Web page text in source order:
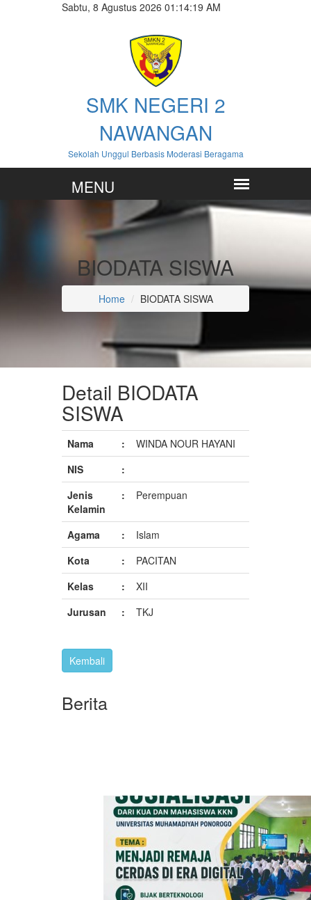
Sabtu, 8 Agustus 2026 01:14:20 AM
SMK NEGERI 2
NAWANGAN
Sekolah Unggul Berbasis Moderasi Beragama
BIODATA SISWA
Home BIODATA SISWA
Detail BIODATA
SISWA
Nama :
WINDA NOUR HAYANI
NIS
:
Jenis
Kelamin
: Perempuan
Agama :
Islam
Kota
:
PACITAN
Kelas
:
XII
Jurusan
: TKJ
Berita